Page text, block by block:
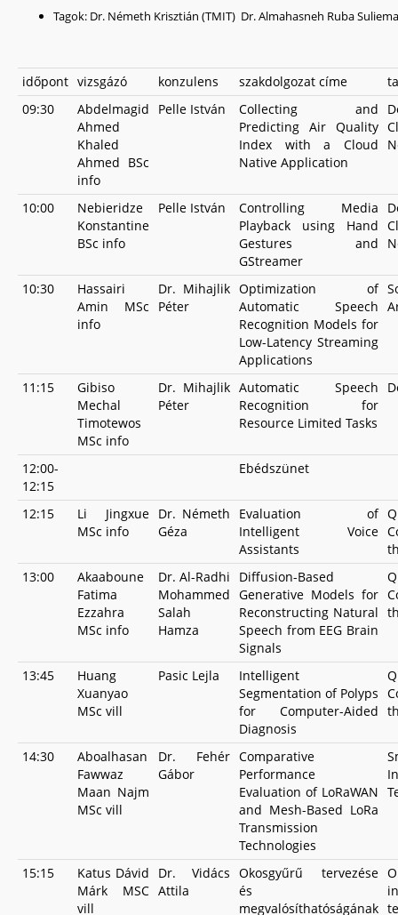
Tagok: Dr. Németh Krisztián (TMIT) Dr. Almahasneh Ruba
időpont vizsgázó konzulens szakdolgozat címe
09:30
Abdelmagid
Ahmed
Khaled
Ahmed BSc
info
Pelle István
Collecting and
Predicting Air Quality
Index with a Cloud
Native Application
10:00
Nebieridze
Konstantine
BSc info
Pelle István
Controlling Media
Playback using Hand
Gestures and
GStreamer
10:30
Hassairi
Amin MSc
info
Dr. Mihajlik
Péter
Optimization of
Automatic Speech
Recognition Models for
Low-Latency Streaming
Applications
11:15
Gibiso
Mechal
Timotewos
MSc info
Dr. Mihajlik
Péter
Automatic Speech
Recognition for
Resource Limited Tasks
12:00-
12:15
Ebédszünet
12:15
Li Jingxue
MSc info
Dr. Németh
Géza
Evaluation of
Intelligent Voice
Assistants
13:00
Akaaboune
Fatima
Ezzahra
MSc info
Dr. Al-Radhi
Mohammed
Salah
Hamza
Diffusion-Based
Generative Models for
Reconstructing Natural
Speech from EEG Brain
Signals
13:45
Huang
Xuanyao
MSc vill
Pasic Lejla
Intelligent
Segmentation of Polyps
for Computer-Aided
Diagnosis
14:30
Aboalhasan
Fawwaz
Maan Najm
MSc vill
Dr. Fehér
Gábor
Comparative
Performance
Evaluation of LoRaWAN
and Mesh-Based LoRa
Transmission
Technologies
15:15
Katus Dávid
Márk MSC
vill
Dr. Vidács
Attila
Okosgyűrű tervezése
és
megvalósíthatóságának